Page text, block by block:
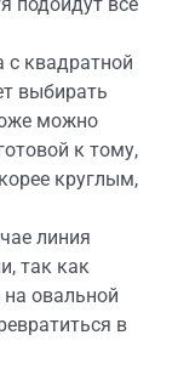
подойдут все
с квадратной
выбирать
можно
к тому,
круглым,
линия
так как
на овальной
в